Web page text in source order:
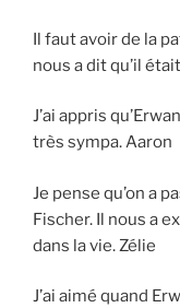
Il faut avoir de la
nous a dit qu’il
J’ai appris
très sympa. Aaron
Je pense qu’on a
Fischer. Il nous a
dans la vie. Zélie
J’ai aimé quand